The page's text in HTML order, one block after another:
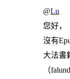
@Lu
您好，
沒有
大法書
（